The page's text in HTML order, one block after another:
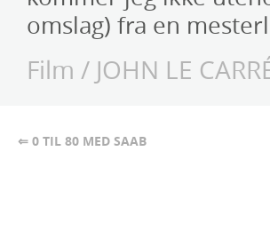
omslag) fra en
Film / JOHN LE
⇐ 0 TIL 80 MED SAAB